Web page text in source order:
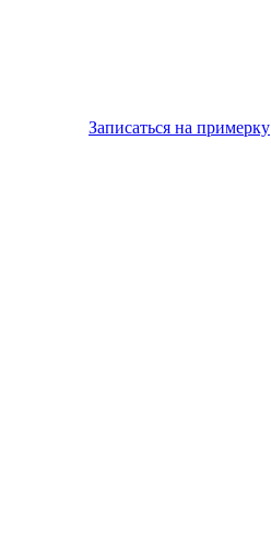
Записаться на примерку